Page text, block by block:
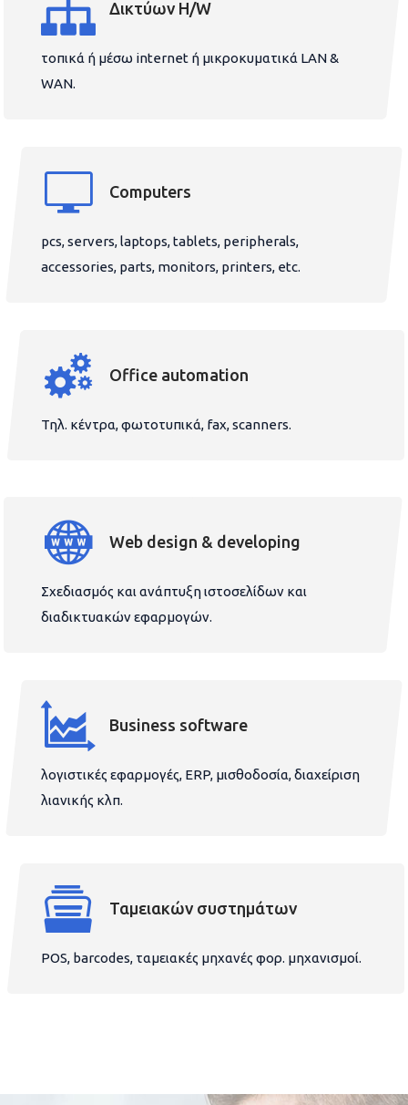
Δικτύων H/W
τοπικά ή μέσω internet ή μικροκυματικά LAN &
WAN.
Computers
pcs, servers, laptops, tablets, peripherals,
accessories, parts, monitors, printers, etc.
Office automation
Τηλ. κέντρα, φωτοτυπικά, fax, scanners.
Web design & developing
Σχεδιασμός και ανάπτυξη ιστοσελίδων και
διαδικτυακών εφαρμογών.
Business software
λογιστικές εφαρμογές, ERP, μισθοδοσία, διαχείριση
λιανικής κλπ.
Ταμειακών συστημάτων
POS, barcodes, ταμειακές μηχανές φορ. μηχανισμοί.